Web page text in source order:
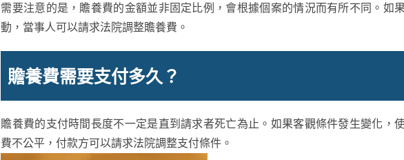
需要注意的是，贍養費的金額並非固定比例，會根據個案的情況而有所不同。如
動，當事人可以請求法院調整贍養費。
贍養費需要支付多久？
贍養費的支付時間長度不一定是直到請求者死亡為止。如果客觀條件發生變化，
費不公平，付款方可以請求法院調整支付條件。